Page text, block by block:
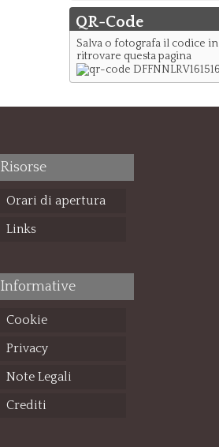
QR-Code
Salva o fotografa il codice
ritrovare questa pagina
Risorse
Orari di apertura
Links
Informative
Cookie
Privacy
Note Legali
Crediti